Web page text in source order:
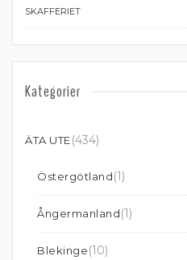
SKAFFERIET
Kategorier
ÄTA UTE(434)
Östergötland(1)
Ångermanland(1)
Blekinge(10)